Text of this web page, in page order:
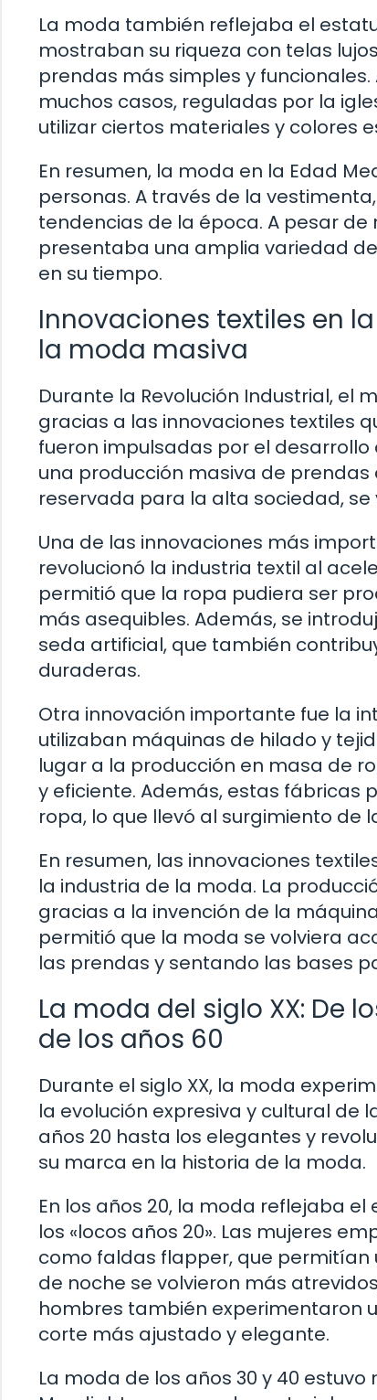
La moda también reflejaba el
mostraban su riqueza con telas
prendas más simples y
muchos casos, reguladas por la
utilizar ciertos materiales y colores
En resumen, la moda en la Edad
personas. A través de la
tendencias de la época. A pesar
presentaba una amplia variedad
en su tiempo.
Innovaciones textiles en
la moda masiva
Durante la Revolución Industrial, el
gracias a las innovaciones textiles
fueron impulsadas por el
una producción masiva de
reservada para la alta sociedad,
Una de las innovaciones más
revolucionó la industria textil al
permitió que la ropa pudiera ser
más asequibles. Además, se
seda artificial, que también
duraderas.
Otra innovación importante fue la
utilizaban máquinas de hilado y
lugar a la producción en masa de
y eficiente. Además, estas fábricas
ropa, lo que llevó al surgimiento
En resumen, las innovaciones
la industria de la moda. La
gracias a la invención de la
permitió que la moda se volviera
las prendas y sentando las bases
La moda del siglo XX: De
de los años 60
Durante el siglo XX, la moda
la evolución expresiva y cultural de
años 20 hasta los elegantes y
su marca en la historia de la moda.
En los años 20, la moda reflejaba
los «locos años 20». Las mujeres
como faldas flapper, que permitían
de noche se volvieron más
hombres también experimentaron
corte más ajustado y elegante.
La moda de los años 30 y 40